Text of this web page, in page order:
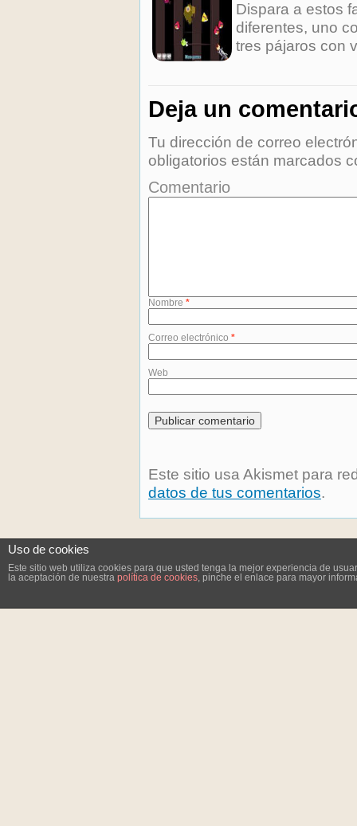
Dispara a estos
diferentes, uno
tres pájaros con
Deja un
Tu dirección de correo
obligatorios están marcados
Comentario
Nombre *
Correo electrónico *
Web
Este sitio usa Akismet para
datos de tus comentarios.
Uso de cookies
Este sitio web utiliza cookies para que usted tenga la mejor experiencia de
la aceptación de nuestra política de cookies, pinche el enlace para mayor